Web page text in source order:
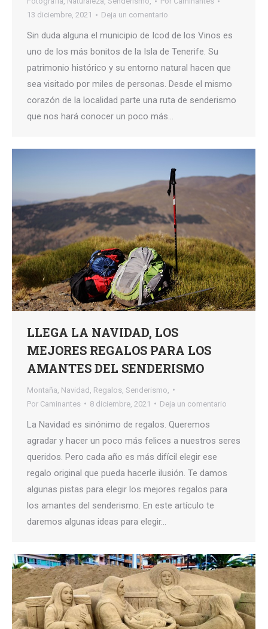
13 diciembre, 2021
Deja un comentario
Sin duda alguna el municipio de Icod de los Vinos es
uno de los más bonitos de la Isla de Tenerife. Su
patrimonio histórico y su entorno natural hacen que
sea visitado por miles de personas. Desde el mismo
corazón de la localidad parte una ruta de senderismo
que nos hará conocer un poco más…
LLEGA LA NAVIDAD, LOS
MEJORES REGALOS PARA LOS
AMANTES DEL SENDERISMO
Montaña Navidad Regalos Senderismo,
Por Caminantes 8 diciembre, 2021 Deja un comentario
La Navidad es sinónimo de regalos. Queremos
agradar y hacer un poco más felices a nuestros seres
queridos. Pero cada año es más difícil elegir ese
regalo original que pueda hacerle ilusión. Te damos
algunas pistas para elegir los mejores regalos para
los amantes del senderismo. En este artículo te
daremos algunas ideas para elegir…